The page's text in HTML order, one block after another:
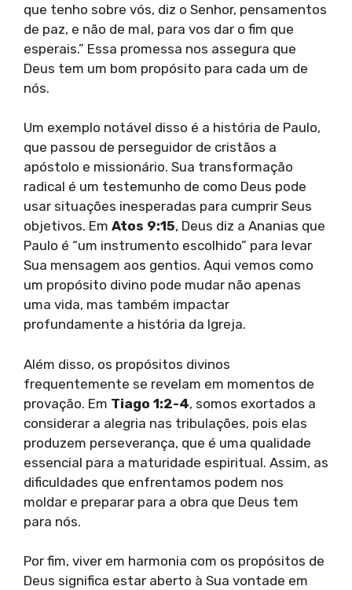
que tenho sobre vós, diz o Senhor, pensamentos
de paz, e não de mal, para vos dar o fim que
esperais.” Essa promessa nos assegura que
Deus tem um bom propósito para cada um de
nós.
Um exemplo notável disso é a história de Paulo,
que passou de perseguidor de cristãos a
apóstolo e missionário. Sua transformação
radical é um testemunho de como Deus pode
usar situações inesperadas para cumprir Seus
objetivos. Em Atos 9:15, Deus diz a Ananias que
Paulo é “um instrumento escolhido” para levar
Sua mensagem aos gentios. Aqui vemos como
um propósito divino pode mudar não apenas
uma vida, mas também impactar
profundamente a história da Igreja.
Além disso, os propósitos divinos
frequentemente se revelam em momentos de
provação. Em Tiago 1:2-4, somos exortados a
considerar a alegria nas tribulações, pois elas
produzem perseverança, que é uma qualidade
essencial para a maturidade espiritual. Assim, as
dificuldades que enfrentamos podem nos
moldar e preparar para a obra que Deus tem
para nós.
Por fim, viver em harmonia com os propósitos de
Deus significa estar aberto à Sua vontade em